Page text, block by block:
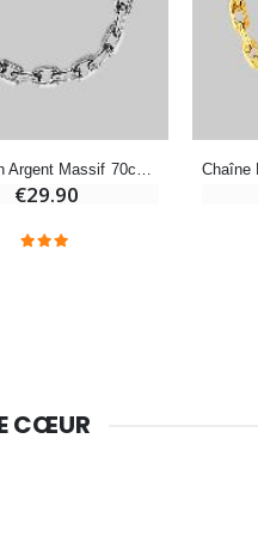
-10%
Bougie de Neuvaine Contre le Mal - Saint Michel
Chaîne en Argent Massif 70cm - Maille Forçat 1,45mm
€29.90
CŒUR